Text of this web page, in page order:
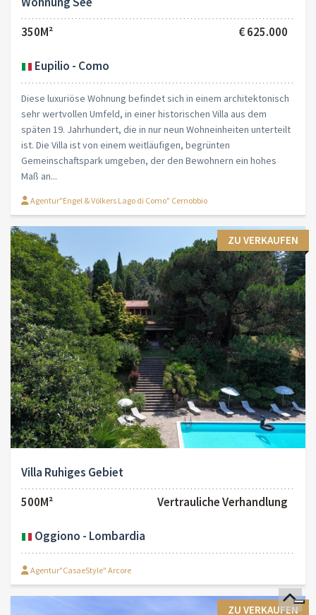
350M²
€ 625.000
Eupilio - Como
Diese luxuriöse Wohnung befindet sich in einem architektonisch
sehr wertvollen Umfeld, in einer historischen Villa aus dem
späten 19. Jahrhundert, die in nur neun Wohneinheiten unterteilt
ist. Die Villa ist von einem weitläufigen, begrünten
Gemeinschaftspark umgeben, der den Bewohnern ein hohes
Maß an...
Agentur"Engel & Völkers Lago di Como" Cernobbio
ZU VERKAUFEN
Villa Ruhiges Gebiet
500M²
Vertrauliche Verhandlung
Oggiono - Lombardia
Agentur"CasaeStyle" Arcore
ZU VERKAUFEN